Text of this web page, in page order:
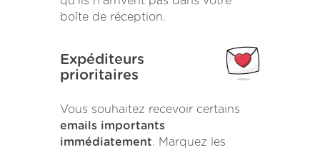
boîte de réception.
Expéditeurs
prioritaires
Vous souhaitez recevoir certains
emails importants
immédiatement. Marquez les